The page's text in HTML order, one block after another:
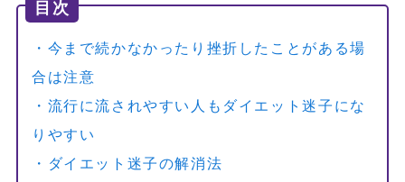
目次
・今まで続かなかったり挫折したことがある場
合は注意
・流行に流されやすい人もダイエット迷子にな
りやすい
・ダイエット迷子の解消法